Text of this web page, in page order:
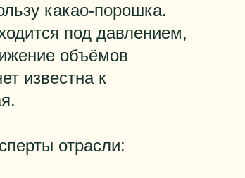
какао-порошка.
под давлением,
объёмов
известна к
отрасли: